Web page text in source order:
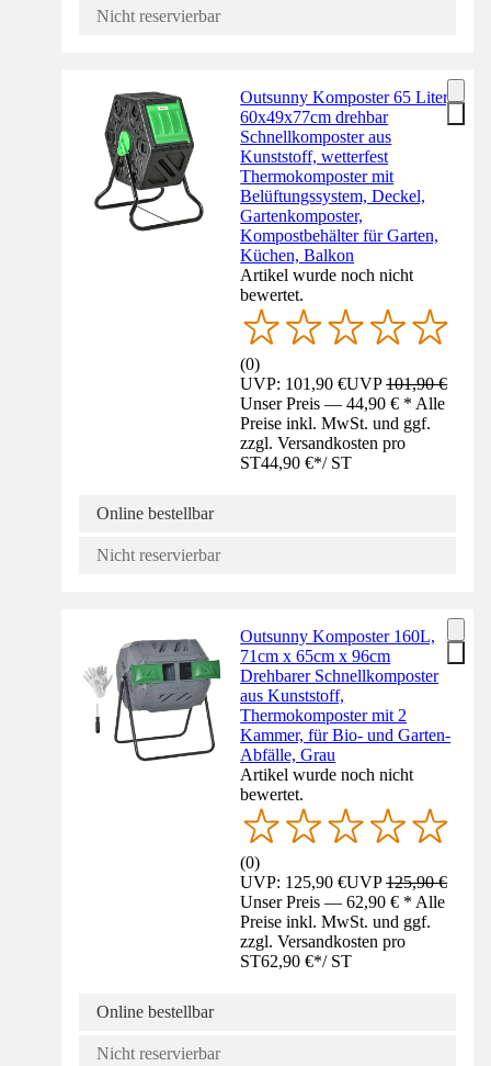
Nicht reservierbar
Outsunny Komposter 65 Liter,
60x49x77cm drehbar
Schnellkomposter aus
Kunststoff, wetterfest
Thermokomposter mit
Belüftungssystem, Deckel,
Gartenkomposter,
Kompostbehälter für Garten,
Küchen, Balkon
Artikel wurde noch nicht
bewertet.
(0)
UVP: 101,90 €UVP101,90 €
Unser Preis — 44,90 € * Alle
Preise inkl. MwSt. und ggf.
zzgl. Versandkosten pro
ST44,90 €*/ ST
Online bestellbar
Nicht reservierbar
Outsunny Komposter 160L,
71cm x 65cm x 96cm
Drehbarer Schnellkomposter
aus Kunststoff,
Thermokomposter mit 2
Kammer, für Bio- und Garten-
Abfälle, Grau
Artikel wurde noch nicht
bewertet.
(0)
UVP: 125,90 €UVP125,90 €
Unser Preis — 62,90 € * Alle
Preise inkl. MwSt. und ggf.
zzgl. Versandkosten pro
ST62,90 €*/ ST
Online bestellbar
Nicht reservierbar